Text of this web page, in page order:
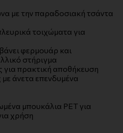
με την παραδοσιακή τσάντα
τοιχώματα για
φερμουάρ και
στήριγμα
για πρακτική αποθήκευση
άνετα επενδυμένα
μπουκάλια PET για
χρήση